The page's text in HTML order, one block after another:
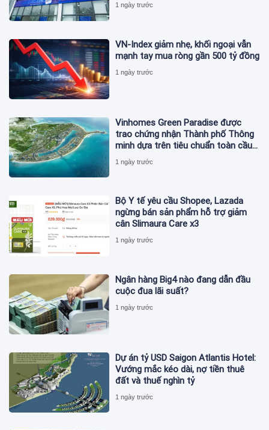
1 ngày trước
VN-Index giảm nhẹ, khối ngoại vẫn
mạnh tay mua ròng gần 500 tỷ đồng
1 ngày trước
Vinhomes Green Paradise được
trao chứng nhận Thành phố Thông
minh dựa trên tiêu chuẩn toàn cầu
ISO 37122
1 ngày trước
Bộ Y tế yêu cầu Shopee, Lazada
ngừng bán sản phẩm hỗ trợ giảm
cân Slimaura Care x3
1 ngày trước
Ngân hàng Big4 nào đang dẫn đầu
cuộc đua lãi suất?
1 ngày trước
Dự án tỷ USD Saigon Atlantis Hotel:
Vướng mắc kéo dài, nợ tiền thuê
đất và thuế nghìn tỷ
1 ngày trước